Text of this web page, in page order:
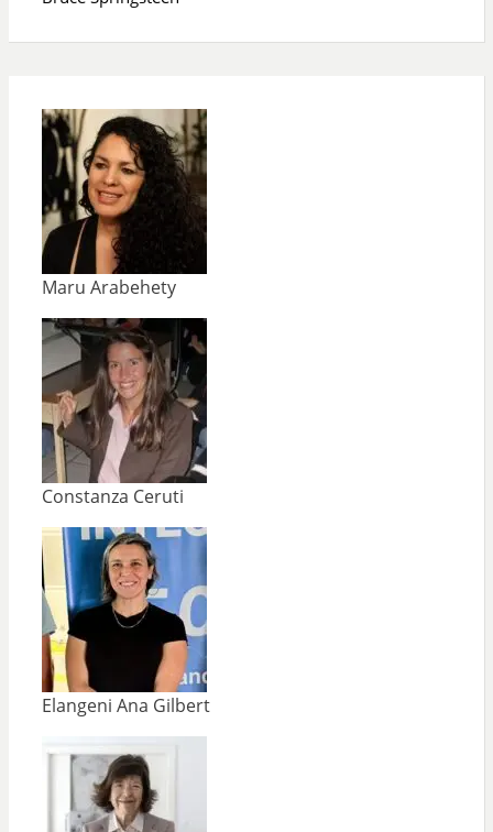
Maru Arabehety
Constanza Ceruti
Elangeni Ana Gilbert